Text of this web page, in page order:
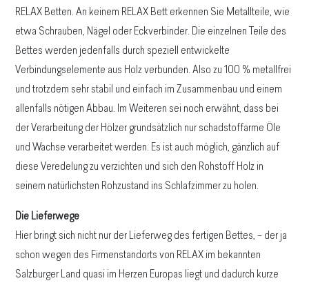
RELAX Betten. An keinem RELAX Bett erkennen Sie Metallteile, wie
etwa Schrauben, Nägel oder Eckverbinder. Die einzelnen Teile des
Bettes werden jedenfalls durch speziell entwickelte
Verbindungselemente aus Holz verbunden. Also zu 100 % metallfrei
und trotzdem sehr stabil und einfach im Zusammenbau und einem
allenfalls nötigen Abbau. Im Weiteren sei noch erwähnt, dass bei
der Verarbeitung der Hölzer grundsätzlich nur schadstoffarme Öle
und Wachse verarbeitet werden. Es ist auch möglich, gänzlich auf
diese Veredelung zu verzichten und sich den Rohstoff Holz in
seinem natürlichsten Rohzustand ins Schlafzimmer zu holen.
Die Lieferwege
Hier bringt sich nicht nur der Lieferweg des fertigen Bettes, – der ja
schon wegen des Firmenstandorts von RELAX im bekannten
Salzburger Land quasi im Herzen Europas liegt und dadurch kurze